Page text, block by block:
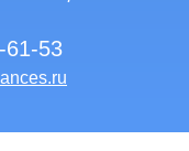
61-53